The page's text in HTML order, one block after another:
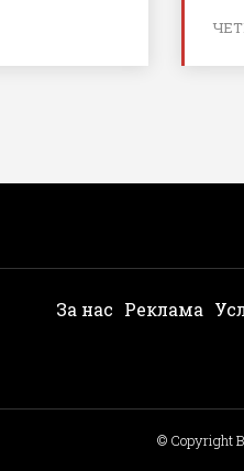
За нас Реклама
© Copyright